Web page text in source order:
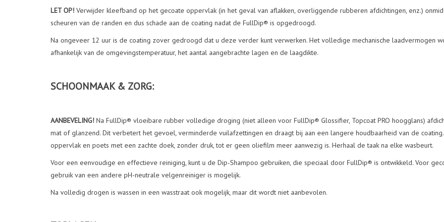
LET OP! Verwijder kleefband op het gecoate oppervlak (in het geval van aflakken, overliggende rubberen afdichtingen, enz.)
scheuren van de randen en dus schade aan de coating nadat de FullDip® is opgedroogd.
Na ongeveer 12 uur is de coating zover gedroogd dat u deze verder kunt verwerken. Het volledige mechanische laadvermogen
afhankelijk van de omgevingstemperatuur, het aantal aangebrachte lagen en de laagdikte.
SCHOONMAAK & ZORG:
AANBEVELING! Na FullDip® vloeibare rubber volledige droging (niet alleen voor FullDip® Glossifier, Topcoat PRO hoogglans)
mat of glanzend. Dit verbetert het gevoel, verminderde vuilafzettingen en draagt bij aan een langere houdbaarheid van de
oppervlak en poets met een zachte doek, zonder druk, tot er geen oliefilm meer aanwezig is. Herhaal de taak na elke wasbeurt.
Voor een eenvoudige en effectieve reiniging, kunt u de Dip-Shampoo gebruiken, die speciaal door FullDip® is ontwikkeld. Voor
gebruik van een andere pH-neutrale velgenreiniger is mogelijk.
Na volledig drogen is wassen in een wasstraat ook mogelijk, maar dit wordt niet aanbevolen.